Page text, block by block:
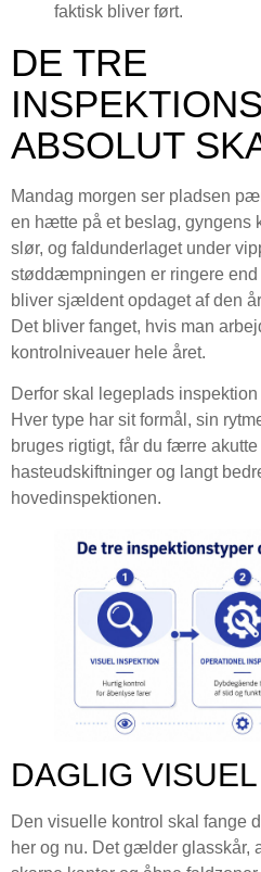
faktisk bliver ført.
DE TRE
ABSOLUT
Mandag morgen ser pladsen
en hætte på et beslag, gyngens
slør, og faldunderlaget under
støddæmpningen er ringere
bliver sjældent opdaget af den
Det bliver fanget, hvis man
kontrolniveauer hele året.
Derfor skal legeplads
Hver type har sit formål, sin
bruges rigtigt, får du færre
hasteudskiftninger og langt
hovedinspektionen.
DAGLIG
Den visuelle kontrol skal fange
her og nu. Det gælder